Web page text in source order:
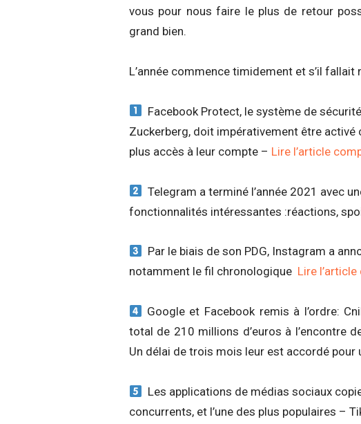
vous pour nous faire le plus de retour
grand bien.
L’année commence timidement et s’il
Facebook Protect, le système de
Zuckerberg, doit impérativement être activé
plus accès à leur compte – Lire l’article
Telegram a terminé l’année 2021 avec
fonctionnalités intéressantes :réactions,
Par le biais de son PDG, Instagram a
notamment le fil chronologique Lire
Google et Facebook remis à l’ordre:
total de 210 millions d’euros à l’encontre
Un délai de trois mois leur est accordé pour
Les applications de médias sociaux
concurrents, et l’une des plus populaires –